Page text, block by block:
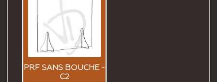
PRF SANS BOUCHE -
C2